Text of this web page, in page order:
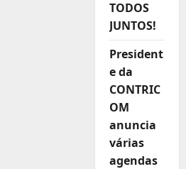
TODOS
JUNTOS!
President
e da
CONTRIC
OM
anuncia
várias
agendas